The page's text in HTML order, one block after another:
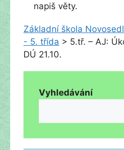
napiš věty.
Základní škola
- 5. třída > 5.tř. – AJ:
DÚ 21.10.
Vyhledávání